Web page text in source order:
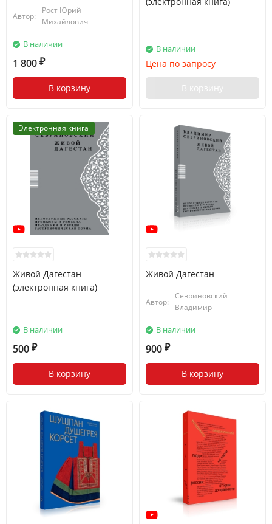
Автор:
Рост Юрий
Михайлович
В наличии
1 800 ₽
В корзину
В наличии
Цена по запросу
В корзину
Электронная книга
Живой Дагестан
(электронная книга)
В наличии
500 ₽
В корзину
Живой Дагестан
Автор:
Севриновский
Владимир
В наличии
900 ₽
В корзину